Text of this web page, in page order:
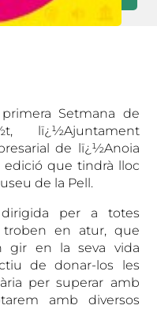
Setmana de
lï¿½Ajuntament
de lï¿½Anoia
que tindrà lloc
de la Pell.
per a totes
troben en atur, que
gir en la seva vida
de donar-los les
per superar amb
amb diversos